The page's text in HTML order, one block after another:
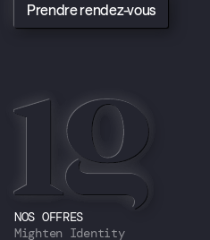
Prendre rendez-vous
NOS OFFRES
Mighten Identity